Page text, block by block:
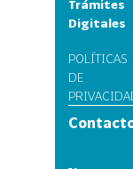
Trámites
Digitales
POLÍTICAS
DE